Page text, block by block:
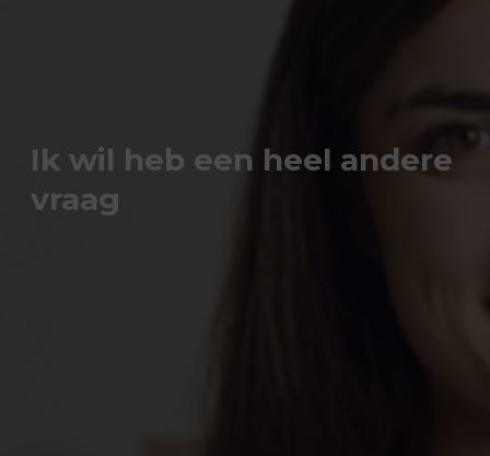
Ik wil heb een heel andere
vraag